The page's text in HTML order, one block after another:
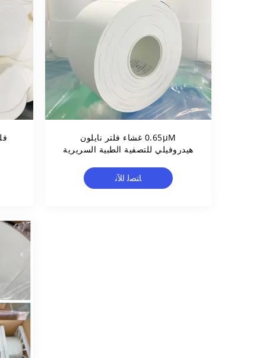
0.65μM غشاء فلتر نايلون
هيدروفيلي للتصفية الطبية السريرية
ﺎﺘﺼﻟ ﺍﻶﻧ